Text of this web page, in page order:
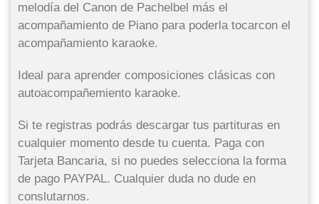
melodía del Canon de Pachelbel más el
acompañamiento de Piano para poderla tocarcon el
acompañamiento karaoke.
Ideal para aprender composiciones clásicas con
autoacompañemiento karaoke.
Si te registras podrás descargar tus partituras en
cualquier momento desde tu cuenta. Paga con
Tarjeta Bancaria, si no puedes selecciona la forma
de pago PAYPAL. Cualquier duda no dude en
conslutarnos.